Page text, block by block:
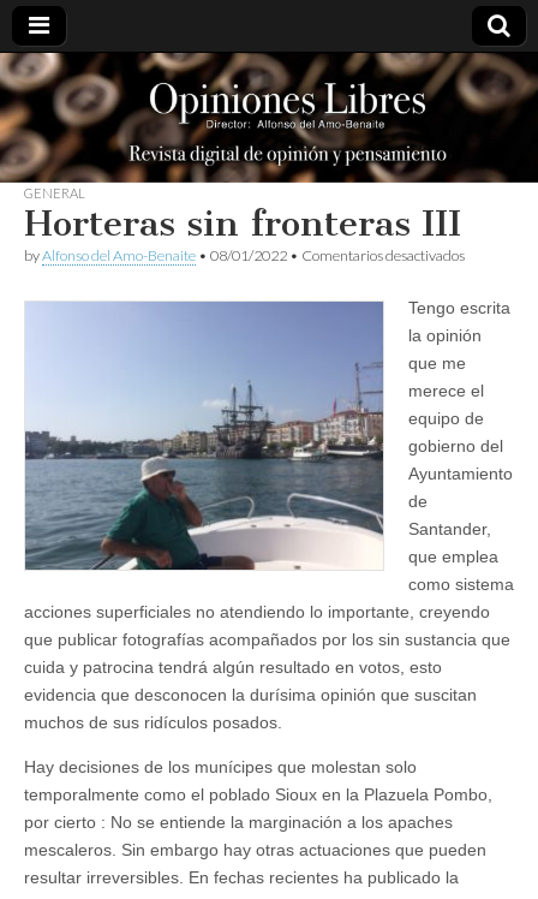
opinioneslibres
GENERAL
Horteras sin fronteras III
byAlfonso del Amo-Benaite • 08/01/2022 • Comentarios desactivadosen
fronteras
III
Tengo escrita
la opinión
que me
merece el
equipo de
gobierno del
Ayuntamiento
de
Santander,
que emplea
como sistema
acciones superficiales no atendiendo lo importante, creyendo
que publicar fotografías acompañados por los sin sustancia que
cuida y patrocina tendrá algún resultado en votos, esto
evidencia que desconocen la durísima opinión que suscitan
muchos de sus ridículos posados.
Hay decisiones de los munícipes que molestan solo
temporalmente como el poblado Sioux en la Plazuela Pombo,
por cierto : No se entiende la marginación a los apaches
mescaleros. Sin embargo hay otras actuaciones que pueden
resultar irreversibles. En fechas recientes ha publicado la